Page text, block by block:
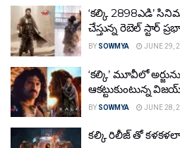
‘కల్కి 2898ఎడి’
చేస్తున్న రెబెల్ స్టార్
BY SOWMYA JUNE 29,
‘కల్కి’ మూవీలో
ఆకట్టుకుంటున్న
BY SOWMYA JUNE 28,
కల్కి రిలీజ్ తో